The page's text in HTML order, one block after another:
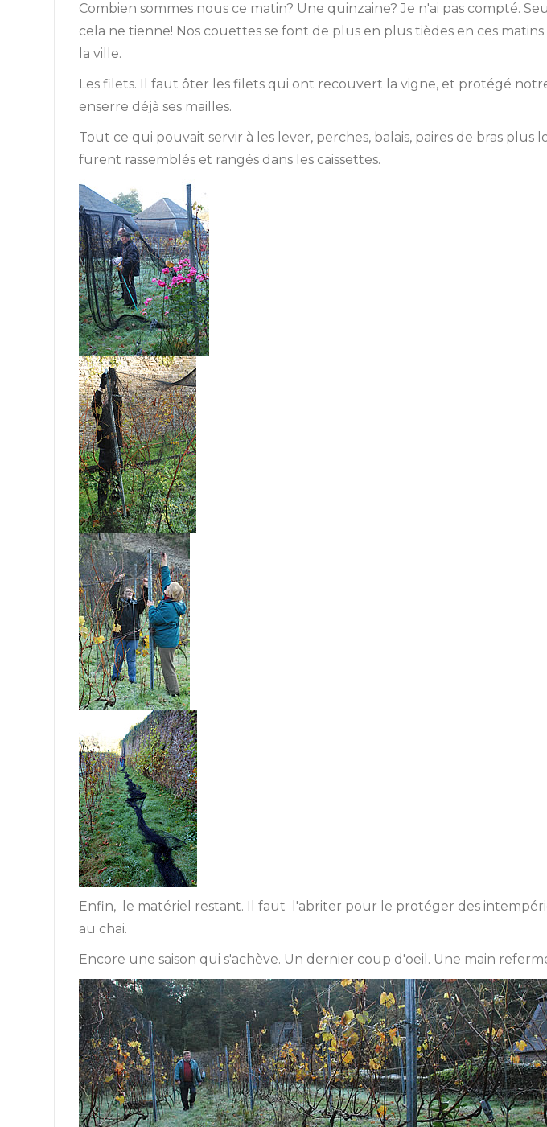
Combien sommes nous ce matin? Une quinzaine? Je n'ai pas compté.
cela ne tienne! Nos couettes se font de plus en plus tièdes en ces
la ville.
Les filets. Il faut ôter les filets qui ont recouvert la vigne, et protégé
enserre déjà ses mailles.
Tout ce qui pouvait servir à les lever, perches, balais, paires de bras
furent rassemblés et rangés dans les caissettes.
Enfin, le matériel restant. Il faut l'abriter pour le protéger des
au chai.
Encore une saison qui s'achève. Un dernier coup d'oeil. Une main